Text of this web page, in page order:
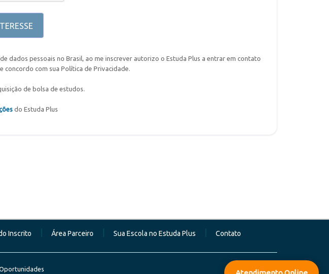
dados pessoais no Brasil, ao me inscrever autorizo o Estuda Plus a entrar em contato
com sua Política de Privacidade.
de bolsa de estudos.
do Estuda Plus
Inscrito Área Parceiro Sua Escola no Estuda Plus Contato